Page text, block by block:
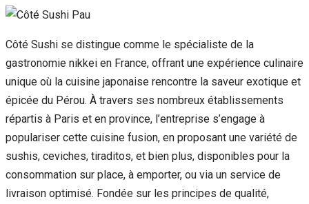
Côté Sushi se distingue comme le spécialiste de la
gastronomie nikkei en France, offrant une expérience culinaire
unique où la cuisine japonaise rencontre la saveur exotique et
épicée du Pérou. À travers ses nombreux établissements
répartis à Paris et en province, l’entreprise s’engage à
populariser cette cuisine fusion, en proposant une variété de
sushis, ceviches, tiraditos, et bien plus, disponibles pour la
consommation sur place, à emporter, ou via un service de
livraison optimisé. Fondée sur les principes de qualité,